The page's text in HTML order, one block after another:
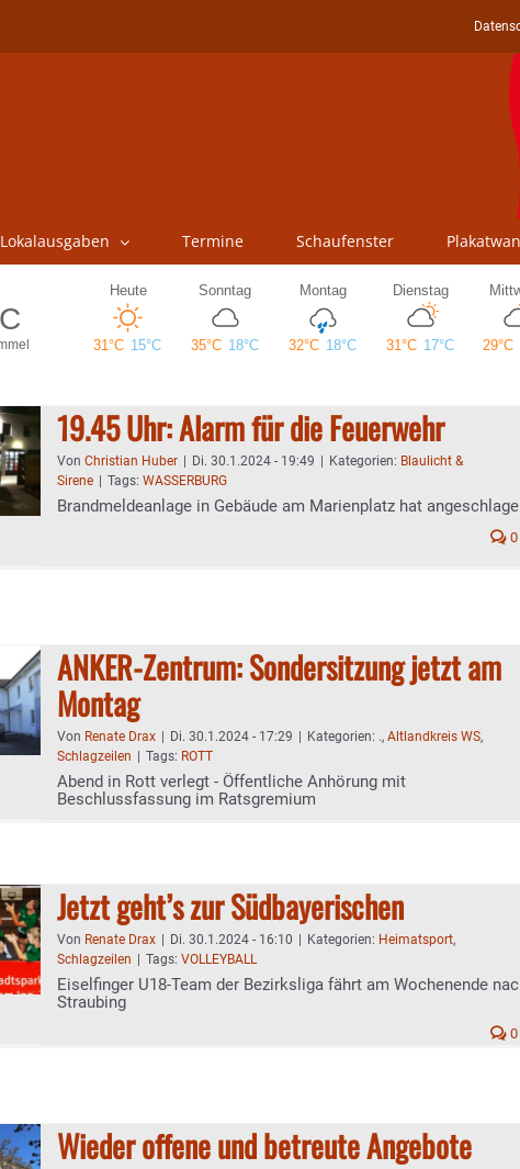
Lokalausgaben Termine Schaufenster
19.45 Uhr: Alarm für die Feuerwehr
Von Christian Huber Di. 30.1.2024 - 19:49 Kategorien: Blaulicht &
Sirene
Tags: WASSERBURG
Brandmeldeanlage in Gebäude am Marienplatz hat
0
ANKER-Zentrum: Sondersitzung jetzt am
Montag
Von Renate Drax Di. 30.1.2024 - 17:29 Kategorien: ., Altlandkreis WS,
Schlagzeilen
Tags: ROTT
Abend in Rott verlegt - Öffentliche Anhörung mit
Beschlussfassung im Ratsgremium
Jetzt geht’s zur Südbayerischen
Von Renate Drax Di. 30.1.2024 - 16:10 Kategorien: Heimatsport,
Schlagzeilen
Tags: VOLLEYBALL
Eiselfinger U18-Team der Bezirksliga fährt am Wochenende
Straubing
0
Wieder offene und betreute Angebote